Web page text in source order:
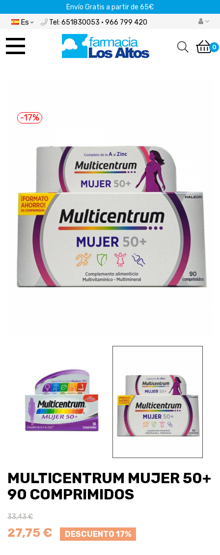
Envío Gratis a partir de 65€
Es Tel: 651830053 · 966 799 420
Navegación 0
-17%
MULTICENTRUM MUJER 50+
90 COMPRIMIDOS
33,43 €
27,75 € DESCUENTO 17%